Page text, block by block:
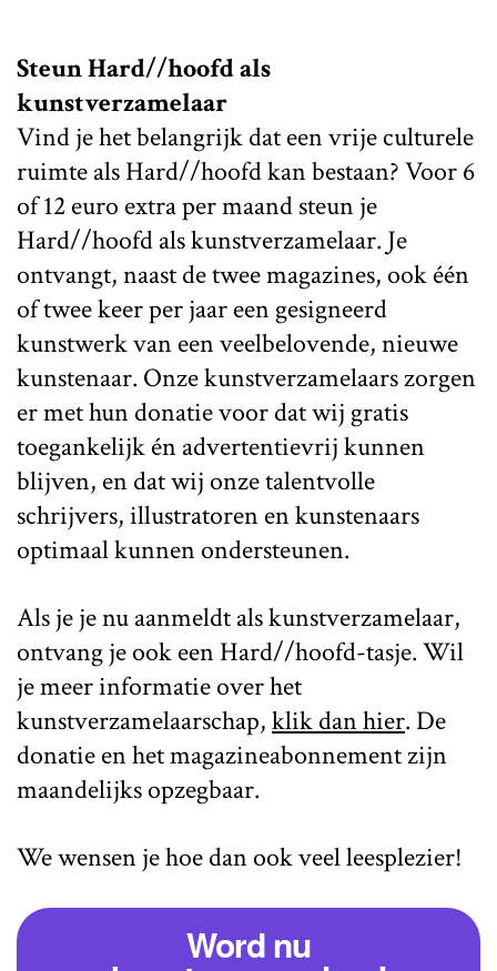
Steun Hard//hoofd als
kunstverzamelaar
Vind je het belangrijk dat een vrije culturele
ruimte als Hard//hoofd kan bestaan? Voor 6
of 12 euro extra per maand steun je
Hard//hoofd als kunstverzamelaar. Je
ontvangt, naast de twee magazines, ook één
of twee keer per jaar een gesigneerd
kunstwerk van een veelbelovende, nieuwe
kunstenaar. Onze kunstverzamelaars zorgen
er met hun donatie voor dat wij gratis
toegankelijk én advertentievrij kunnen
blijven, en dat wij onze talentvolle
schrijvers, illustratoren en kunstenaars
optimaal kunnen ondersteunen.
Als je je nu aanmeldt als kunstverzamelaar,
ontvang je ook een Hard//hoofd-tasje. Wil
je meer informatie over het
kunstverzamelaarschap,klik dan hier. De
donatie en het magazineabonnement zijn
maandelijks opzegbaar.
We wensen je hoe dan ook veel leesplezier!
Word nu